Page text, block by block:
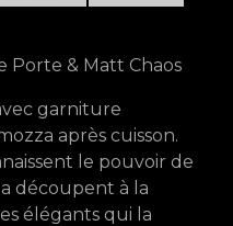
Porte & Matt Chaos
garniture
après cuisson.
le pouvoir de
découpent à la
élégants qui la